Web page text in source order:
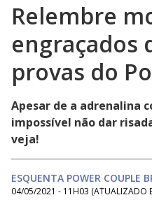
Relembre
engraçados
provas do
Apesar de a adrenalina
impossível não dar
veja!
ESQUENTA POWER COUPLE
04/05/2021 - 11H03 (ATUALIZADO